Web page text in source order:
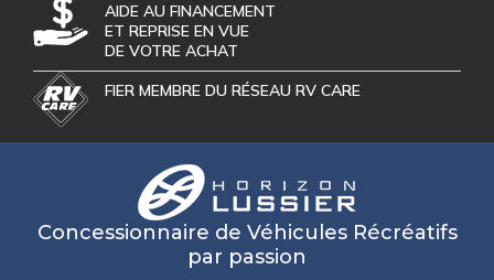
AIDE AU FINANCEMENT
ET REPRISE EN VUE
DE VOTRE ACHAT
FIER MEMBRE DU RÉSEAU RV CARE
Concessionnaire de Véhicules Récréatifs
par passion